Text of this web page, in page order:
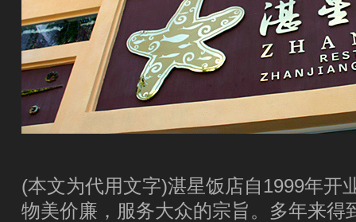
(本文为代用文字)湛星饭店自1999年开
物美价廉，服务大众的宗旨。多年来得